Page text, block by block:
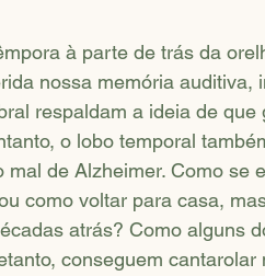
à parte de trás da
nossa memória auditiva,
respaldam a ideia de que
o lobo temporal
de Alzheimer. Como se
como voltar para casa,
atrás? Como alguns
conseguem cantarolar